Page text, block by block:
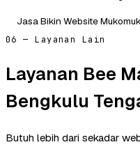
Jasa Bikin Website
06 — Layanan Lain
Layanan Bee
Bengkulu
Butuh lebih dari sekadar